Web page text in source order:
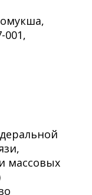
001,
массовых